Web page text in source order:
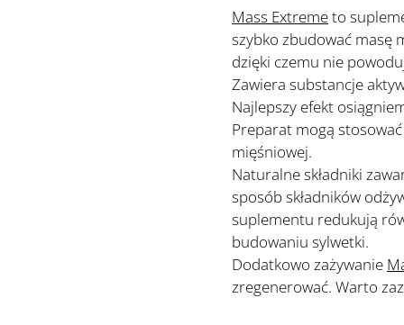
Mass Extremeto
szybko zbudować masę
dzięki czemu nie
Zawiera substancje
Najlepszy efekt
Preparat mogą
mięśniowej.
Naturalne składniki
sposób składników
suplementu redukują
budowaniu sylwetki.
Dodatkowo zażywanie
zregenerować. Warto